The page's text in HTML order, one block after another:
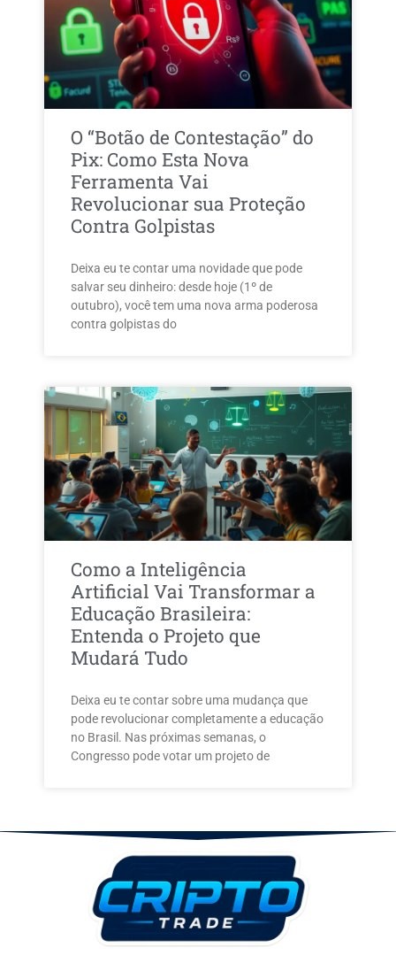
O “Botão de Contestação” do
Pix: Como Esta Nova
Ferramenta Vai
Revolucionar sua Proteção
Contra Golpistas
Deixa eu te contar uma novidade que pode
salvar seu dinheiro: desde hoje (1º de
outubro), você tem uma nova arma poderosa
contra golpistas do
Como a Inteligência
Artificial Vai Transformar a
Educação Brasileira:
Entenda o Projeto que
Mudará Tudo
Deixa eu te contar sobre uma mudança que
pode revolucionar completamente a educação
no Brasil. Nas próximas semanas, o
Congresso pode votar um projeto de